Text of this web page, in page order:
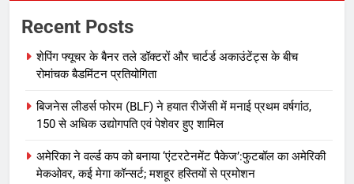
Recent Posts
शेपिंग फ्यूचर के बैनर तले डॉक्टरों और चार्टर्ड अकाउंटेंट्स के बीच
रोमांचक बैडमिंटन प्रतियोगिता
बिजनेस लीडर्स फोरम (BLF) ने हयात रीजेंसी में मनाई प्रथम वर्षगांठ,
150 से अधिक उद्योगपति एवं पेशेवर हुए शामिल
अमेरिका ने वर्ल्ड कप को बनाया ‘एंटरटेनमेंट पैकेज’:फुटबॉल का अमेरिकी
मेकओवर, कई मेगा कॉन्सर्ट; मशहूर हस्तियों से प्रमोशन